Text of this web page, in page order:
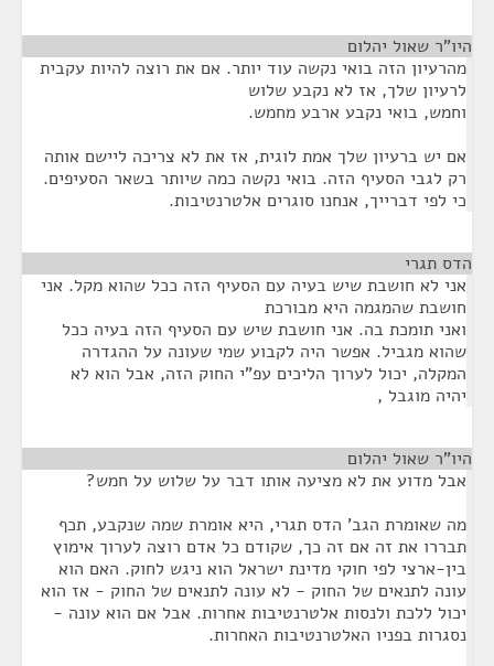
היו"ר שאול יהלום
מהרעיון הזה בואי נקשה עוד יותר. אם את רוצה להיות עקבית
לרעיון שלך, אז לא נקבע שלוש
וחמש, בואי נקבע ארבע מחמש.
אם יש ברעיון שלך אמת לוגית, אז את לא צריכה ליישם אותה
רק לגבי הסעיף הזה. בואי נקשה כמה שיותר בשאר הסעיפים.
כי לפי דברייך, אנחנו סוגרים אלטרנטיבות.
הדס תגרי
אני לא חושבת שיש בעיה עם הסעיף הזה ככל שהוא מקל. אני
חושבת שהמגמה היא מבורכת
ואני תומכת בה. אני חושבת שיש עם הסעיף הזה בעיה ככל
שהוא מגביל. אפשר היה לקבוע שמי שעונה על ההגדרה
המקלה, יכול לערוך הליכים עפ"י החוק הזה, אבל הוא לא
יהיה מוגבל ,
היו"ר שאול יהלום
אבל מדוע את לא מציעה אותו דבר על שלוש על חמש?
מה שאומרת הגב' הדס תגרי, היא אומרת שמה שנקבע, תכף
תבררו את זה אם זה כך, שקודם כל אדם רוצה לערוך אימוץ
בין-ארצי לפי חוקי מדינת ישראל הוא ניגש לחוק. האם הוא
עונה לתנאים של החוק - לא עונה לתנאים של החוק - אז הוא
יכול ללכת ולנסות אלטרנטיבות אחרות. אבל אם הוא עונה -
נסגרות בפניו האלטרנטיבות האחרות.